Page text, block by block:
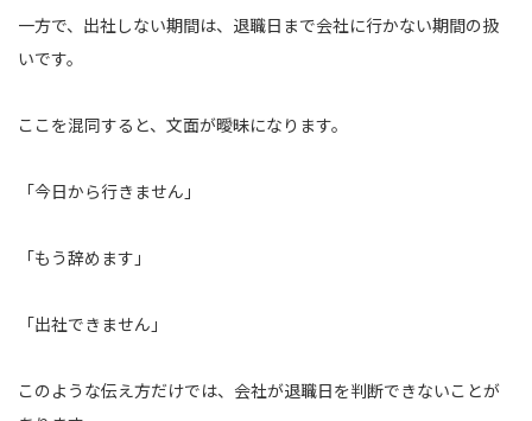
一方で、出社しない期間は、退職日まで会社に行かない期間の扱
いです。
ここを混同すると、文面が曖昧になります。
「今日から行きません」
「もう辞めます」
「出社できません」
このような伝え方だけでは、会社が退職日を判断できないことが